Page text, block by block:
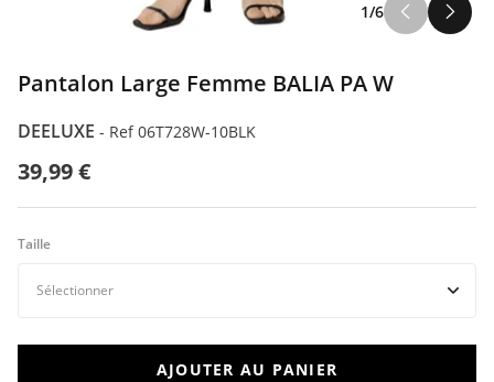
1/6
Pantalon Large Femme BALIA PA W
DEELUXE - Ref 06T728W-10BLK
39,99 €
Taille
AJOUTER AU PANIER